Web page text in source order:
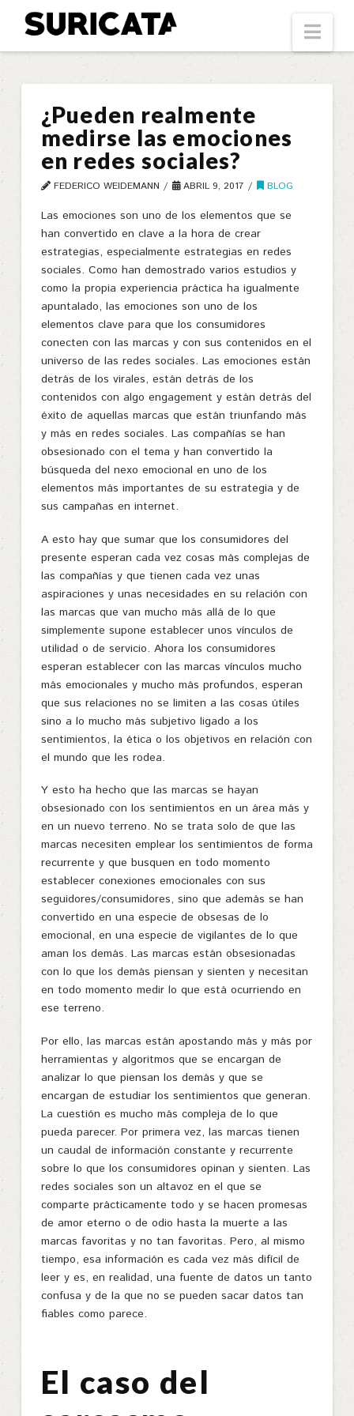
Suricata
¿Pueden realmente
medirse las emociones
en redes sociales?
FEDERICO WEIDEMANN ABRIL 9, 2017 BLOG
Las emociones son uno de los elementos que se
han convertido en clave a la hora de crear
estrategias, especialmente estrategias en redes
sociales. Como han demostrado varios estudios y
como la propia experiencia práctica ha igualmente
apuntalado, las emociones son uno de los
elementos clave para que los consumidores
conecten con las marcas y con sus contenidos en el
universo de las redes sociales. Las emociones están
detrás de los virales, están detrás de los
contenidos con algo engagement y están detrás del
éxito de aquellas marcas que están triunfando más
y más en redes sociales. Las compañías se han
obsesionado con el tema y han convertido la
búsqueda del nexo emocional en uno de los
elementos más importantes de su estrategia y de
sus campañas en internet.
A esto hay que sumar que los consumidores del
presente esperan cada vez cosas más complejas de
las compañías y que tienen cada vez unas
aspiraciones y unas necesidades en su relación con
las marcas que van mucho más allá de lo que
simplemente supone establecer unos vínculos de
utilidad o de servicio. Ahora los consumidores
esperan establecer con las marcas vínculos mucho
más emocionales y mucho más profundos, esperan
que sus relaciones no se limiten a las cosas útiles
sino a lo mucho más subjetivo ligado a los
sentimientos, la ética o los objetivos en relación con
el mundo que les rodea.
Y esto ha hecho que las marcas se hayan
obsesionado con los sentimientos en un área más y
en un nuevo terreno. No se trata solo de que las
marcas necesiten emplear los sentimientos de forma
recurrente y que busquen en todo momento
establecer conexiones emocionales con sus
seguidores/consumidores, sino que además se han
convertido en una especie de obsesas de lo
emocional, en una especie de vigilantes de lo que
aman los demás. Las marcas están obsesionadas
con lo que los demás piensan y sienten y necesitan
en todo momento medir lo que está ocurriendo en
ese terreno.
Por ello, las marcas están apostando más y más por
herramientas y algoritmos que se encargan de
analizar lo que piensan los demás y que se
encargan de estudiar los sentimientos que generan.
La cuestión es mucho más compleja de lo que
pueda parecer. Por primera vez, las marcas tienen
un caudal de información constante y recurrente
sobre lo que los consumidores opinan y sienten. Las
redes sociales son un altavoz en el que se
comparte prácticamente todo y se hacen promesas
de amor eterno o de odio hasta la muerte a las
marcas favoritas y no tan favoritas. Pero, al mismo
tiempo, esa información es cada vez más difícil de
leer y es, en realidad, una fuente de datos un tanto
confusa y de la que no se pueden sacar datos tan
fiables como parece.
El caso del